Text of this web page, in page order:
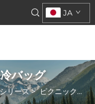
JA
バッグ
リーズ>ピクニック用保冷バッグ